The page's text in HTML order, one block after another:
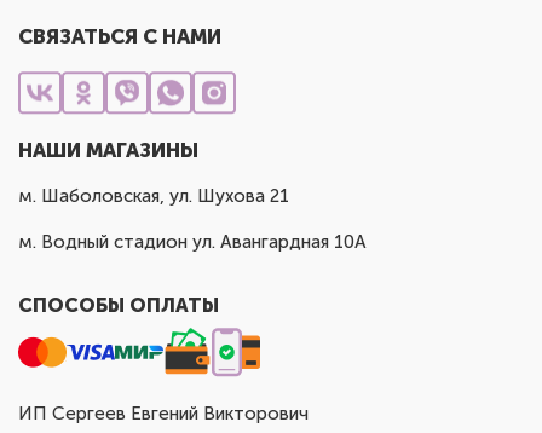
СВЯЗАТЬСЯ С НАМИ
НАШИ МАГАЗИНЫ
м. Шаболовская, ул. Шухова 21
м. Водный стадион ул. Авангардная 10А
СПОСОБЫ ОПЛАТЫ
ИП Сергеев Евгений Викторович